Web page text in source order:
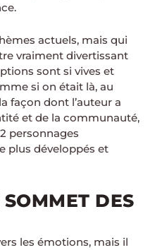
actuels, mais qui
vraiment divertissant
sont si vives et
si on était là, au
façon dont l’auteur a
et de la communauté,
personnages
plus développés et
DES
les émotions, mais il